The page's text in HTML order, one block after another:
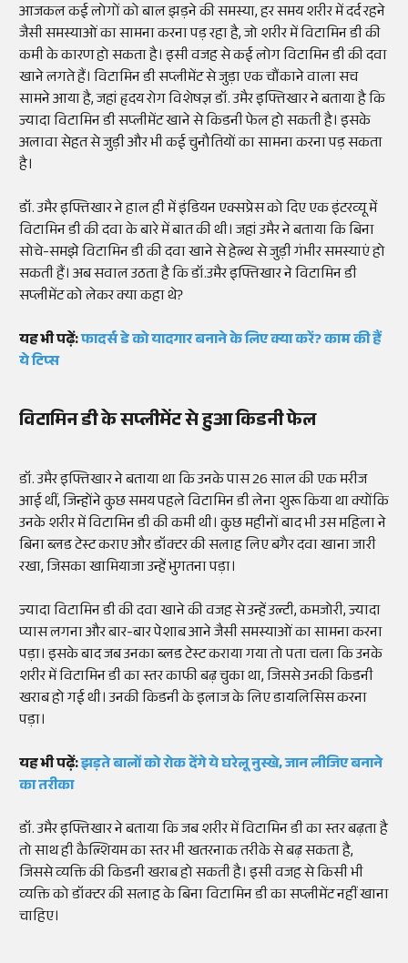
आजकल कई लोगों को बाल झड़ने की समस्या, हर समय शरीर में दर्द रहने
जैसी समस्याओं का सामना करना पड़ रहा है, जो शरीर में विटामिन डी की
कमी के कारण हो सकता है। इसी वजह से कई लोग विटामिन डी की दवा
खाने लगते हैं। विटामिन डी सप्लीमेंट से जुड़ा एक चौंकाने वाला सच
सामने आया है, जहां हृदय रोग विशेषज्ञ डॉ. उमैर इफ्तिखार ने बताया है कि
ज्यादा विटामिन डी सप्लीमेंट खाने से किडनी फेल हो सकती है। इसके
अलावा सेहत से जुड़ी और भी कई चुनौतियों का सामना करना पड़ सकता
है।
डॉ. उमैर इफ्तिखार ने हाल ही में इंडियन एक्सप्रेस को दिए एक इंटरव्यू में
विटामिन डी की दवा के बारे में बात की थी। जहां उमैर ने बताया कि बिना
सोचे-समझे विटामिन डी की दवा खाने से हेल्थ से जुड़ी गंभीर समस्याएं हो
सकती हैं। अब सवाल उठता है कि डॉ.उमैर इफ्तिखार ने विटामिन डी
सप्लीमेंट को लेकर क्या कहा थे?
यह भी पढ़ें:फादर्स डे को यादगार बनाने के लिए क्या करें? काम की हैं
ये टिप्स
विटामिन डी के सप्लीमेंट से हुआ किडनी फेल
डॉ. उमैर इफ्तिखार ने बताया था कि उनके पास 26 साल की एक मरीज
आई थीं, जिन्होंने कुछ समय पहले विटामिन डी लेना शुरू किया था क्योंकि
उनके शरीर में विटामिन डी की कमी थी। कुछ महीनों बाद भी उस महिला ने
बिना ब्लड टेस्ट कराए और डॉक्टर की सलाह लिए बगैर दवा खाना जारी
रखा, जिसका खामियाजा उन्हें भुगतना पड़ा।
ज्यादा विटामिन डी की दवा खाने की वजह से उन्हें उल्टी, कमजोरी, ज्यादा
प्यास लगना और बार-बार पेशाब आने जैसी समस्याओं का सामना करना
पड़ा। इसके बाद जब उनका ब्लड टेस्ट कराया गया तो पता चला कि उनके
शरीर में विटामिन डी का स्तर काफी बढ़ चुका था, जिससे उनकी किडनी
खराब हो गई थी। उनकी किडनी के इलाज के लिए डायलिसिस करना
पड़ा।
यह भी पढ़ें:झड़ते बालों को रोक देंगे ये घरेलू नुस्खे, जान लीजिए बनाने
का तरीका
डॉ. उमैर इफ्तिखार ने बताया कि जब शरीर में विटामिन डी का स्तर बढ़ता है
तो साथ ही कैल्शियम का स्तर भी खतरनाक तरीके से बढ़ सकता है,
जिससे व्यक्ति की किडनी खराब हो सकती है। इसी वजह से किसी भी
व्यक्ति को डॉक्टर की सलाह के बिना विटामिन डी का सप्लीमेंट नहीं खाना
चाहिए।